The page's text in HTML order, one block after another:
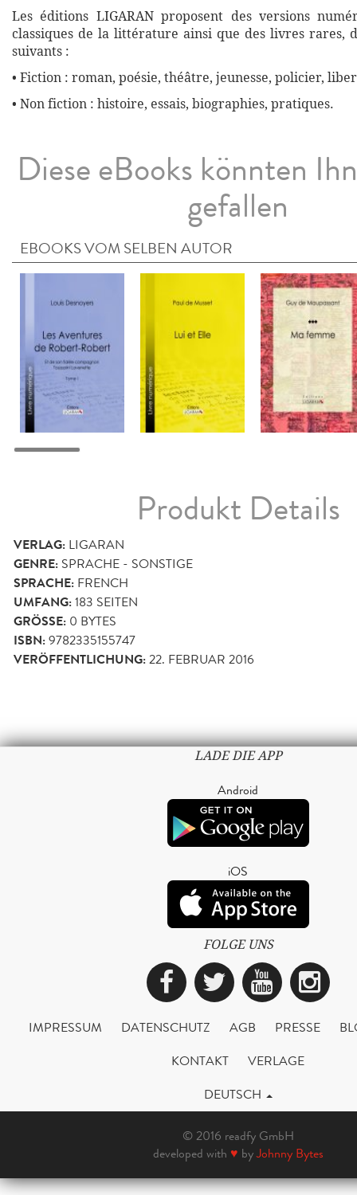
Les éditions LIGARAN proposent des versions
classiques de la littérature ainsi que des livres rares,
suivants :
• Fiction : roman, poésie, théâtre, jeunesse, policier,
• Non fiction : histoire, essais, biographies, pratiques.
Diese eBooks könnten
gefallen
EBOOKS VOM SELBEN AUTOR
Produkt Details
VERLAG: LIGARAN
GENRE: SPRACHE - SONSTIGE
SPRACHE: FRENCH
UMFANG:183 SEITEN
GRÖSSE: 0 BYTES
ISBN:9782335155747
VERÖFFENTLICHUNG:22. FEBRUAR 2016
LADE DIE APP
Android
iOS
FOLGE UNS
Facebook
Twitter
IMPRESSUM DATENSCHUTZ AGB PRESSE
KONTAKT
VERLAGE
DEUTSCH
© 2016 readfy GmbH
developed with ♥ byJohnny Bytes